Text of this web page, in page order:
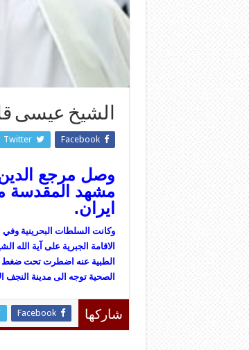
الشيخ عيسى
Facebook
Twitter
وصل مرجع
مشهد المقدسة
ايران.
وكانت السلطات البحرينية
الاقامة الجبرية على آية
الطبية عنه اضطرت تحت ضغط
الصحية توجه الى مدينة
شاركها Facebook